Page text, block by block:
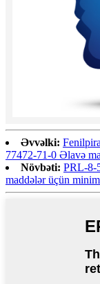
Əvvəlki:
77472-71-0 Əlavə
Növbəti: PRL-8-
maddələr üçün